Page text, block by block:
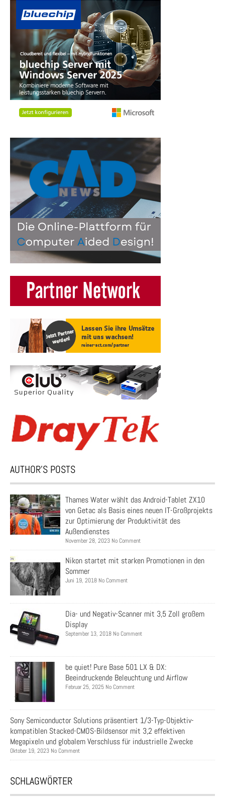
AUTHOR’S POSTS
Thames Water wählt das Android-Tablet ZX10
von Getac als Basis eines neuen IT-Großprojekts
zur Optimierung der Produktivität des
Außendienstes
November 28, 2023 No Comment
Nikon startet mit starken Promotionen in den
Sommer
Juni 19, 2018 No Comment
Dia- und Negativ-Scanner mit 3,5 Zoll großem
Display
September 13, 2018 No Comment
be quiet! Pure Base 501 LX & DX:
Beeindruckende Beleuchtung und Airflow
Februar 25, 2025 No Comment
Sony Semiconductor Solutions präsentiert 1/3-Typ-Objektiv-
kompatiblen Stacked-CMOS-Bildsensor mit 3,2 effektiven
Megapixeln und globalem Verschluss für industrielle Zwecke
Oktober 19, 2023 No Comment
SCHLAGWÖRTER